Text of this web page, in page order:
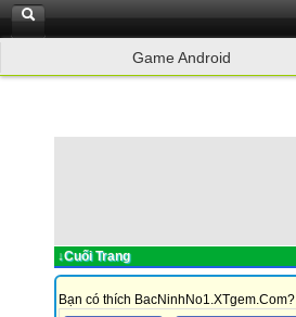
Game Android
↓Cuối Trang
Bạn có thích BacNinhNo1.XTgem.Com?